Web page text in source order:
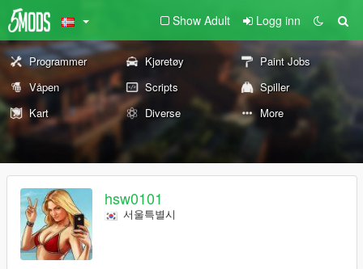
Show Adult Logg inn
Programmer Kjøretøy
Paint Jobs
Våpen
Scripts
Spiller
Kart
Diverse More
hsw0101
서울특별시